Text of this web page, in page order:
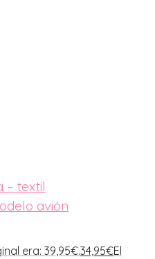
– textil
avión
era: 39,95€.34,95€El